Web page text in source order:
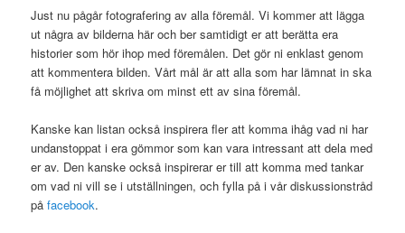
Just nu pågår fotografering av alla föremål. Vi kommer att lägga
ut några av bilderna här och ber samtidigt er att berätta era
historier som hör ihop med föremålen. Det gör ni enklast genom
att kommentera bilden. Vårt mål är att alla som har lämnat in ska
få möjlighet att skriva om minst ett av sina föremål.
Kanske kan listan också inspirera fler att komma ihåg vad ni har
undanstoppat i era gömmor som kan vara intressant att dela med
er av. Den kanske också inspirerar er till att komma med tankar
om vad ni vill se i utställningen, och fylla på i vår diskussionstråd
påfacebook.